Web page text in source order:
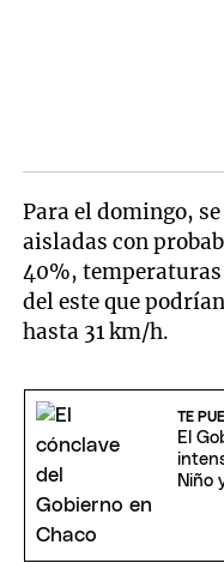
Para el domingo,
aisladas con
40%, temperaturas
del este que
hasta 31 km/h.
TE
El
Niño